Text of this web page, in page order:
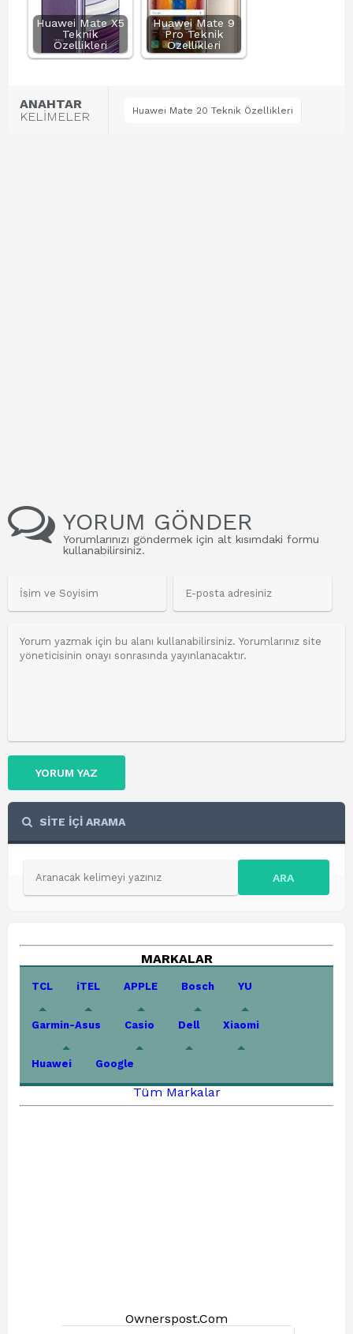
Huawei Mate X5
Teknik
Özellikleri
Huawei Mate 9
Pro Teknik
Özellikleri
ANAHTAR
KELİMELER
Huawei Mate 20 Teknik Özellikleri
YORUM GÖNDER
Yorumlarınızı göndermek için alt kısımdaki formu
kullanabilirsiniz.
YORUM YAZ
SİTE İÇİ ARAMA
ARA
MARKALAR
TCL iTEL APPLE Bosch YU
Garmin-Asus Casio Dell Xiaomi
Huawei Google
Tüm Markalar
Ownerspost.Com